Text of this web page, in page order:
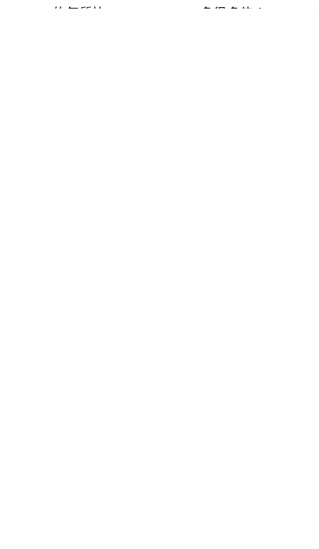
Larson的氣質比Captain Marvel多很多倍！